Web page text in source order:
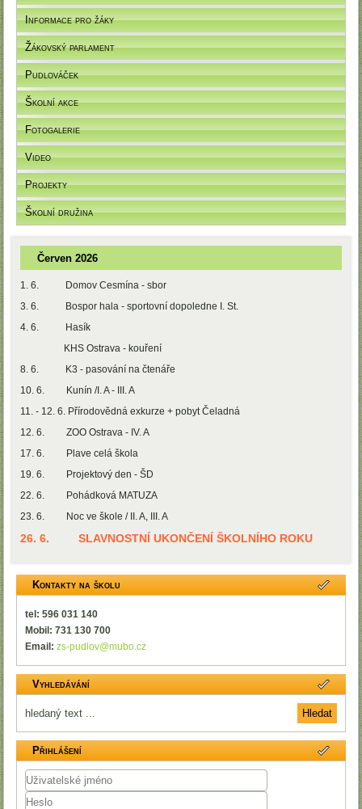
Informace pro žáky
Žákovský parlament
Pudlováček
Školní akce
Fotogalerie
Video
Projekty
Školní družina
Červen 2026
1. 6. Domov Cesmína - sbor
3. 6. Bospor hala - sportovní dopoledne I. St.
4. 6. Hasík
KHS Ostrava - kouření
8. 6. K3 - pasování na čtenáře
10. 6. Kunín /I. A - III. A
11. - 12. 6. Přírodovědná exkurze + pobyt Čeladná
12. 6. ZOO Ostrava - IV. A
17. 6. Plave celá škola
19. 6. Projektový den - ŠD
22. 6. Pohádková MATUZA
23. 6. Noc ve škole / II. A, III. A
26. 6. SLAVNOSTNÍ UKONČENÍ ŠKOLNÍHO ROKU
Kontakty na školu
tel: 596 031 140
Mobil: 731 130 700
Email:zs-pudlov@mubo.cz
Vyhledávání
Přihlášení
Uživatelské